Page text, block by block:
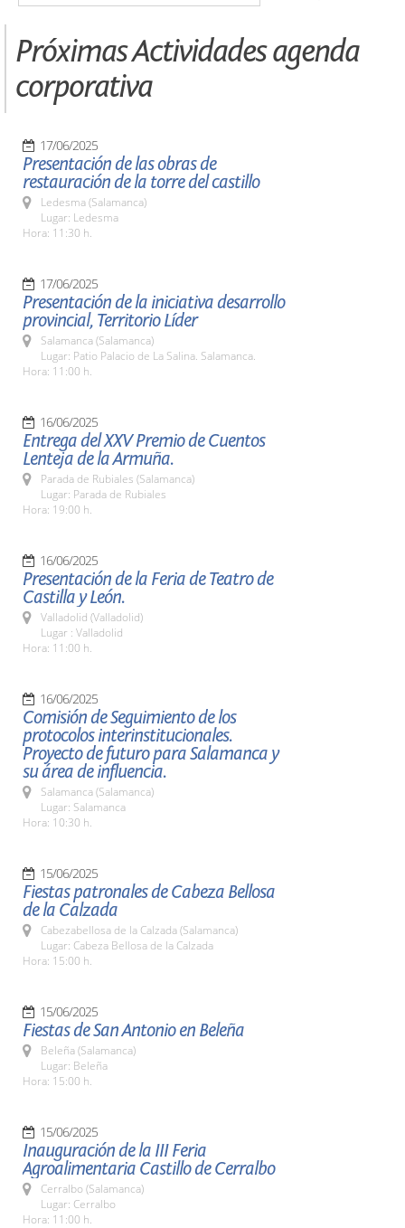
Próximas Actividades agenda
corporativa
17/06/2025
Presentación de las obras de
restauración de la torre del castillo
Ledesma (Salamanca)
Lugar: Ledesma
Hora: 11:30 h.
17/06/2025
Presentación de la iniciativa desarrollo
provincial, Territorio Líder
Salamanca (Salamanca)
Lugar: Patio Palacio de La Salina. Salamanca.
Hora: 11:00 h.
16/06/2025
Entrega del XXV Premio de Cuentos
Lenteja de la Armuña.
Parada de Rubiales (Salamanca)
Lugar: Parada de Rubiales
Hora: 19:00 h.
16/06/2025
Presentación de la Feria de Teatro de
Castilla y León.
Valladolid (Valladolid)
Lugar : Valladolid
Hora: 11:00 h.
16/06/2025
Comisión de Seguimiento de los
protocolos interinstitucionales.
Proyecto de futuro para Salamanca y
su área de influencia.
Salamanca (Salamanca)
Lugar: Salamanca
Hora: 10:30 h.
15/06/2025
Fiestas patronales de Cabeza Bellosa
de la Calzada
Cabezabellosa de la Calzada (Salamanca)
Lugar: Cabeza Bellosa de la Calzada
Hora: 15:00 h.
15/06/2025
Fiestas de San Antonio en Beleña
Beleña (Salamanca)
Lugar: Beleña
Hora: 15:00 h.
15/06/2025
Inauguración de la III Feria
Agroalimentaria Castillo de Cerralbo
Cerralbo (Salamanca)
Lugar: Cerralbo
Hora: 11:00 h.